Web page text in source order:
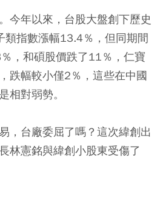
今年以來，台股大盤創下歷史
類指數漲幅13.4％，但同期間
，和碩股價跌了11％，仁寶
跌幅較小僅2％，這些在中國
相對弱勢。
，台廠委屈了嗎？這次緯創出
林憲銘與緯創小股東受傷了